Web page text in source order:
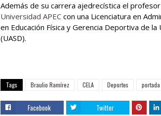
Además de su carrera ajedrecística el
Universidad APEC con una Licenciatura en
en Educación Física y Gerencia Deportiva de
(UASD).
Tags Braulio Ramírez CELA Deportes portada
Facebook Twitter